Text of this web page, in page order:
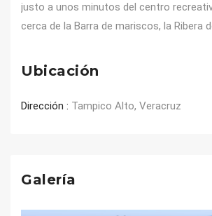
justo a unos minutos del centro
cerca de la Barra de mariscos, la Ribera
Ubicación
Dirección : Tampico Alto, Veracruz
Galería